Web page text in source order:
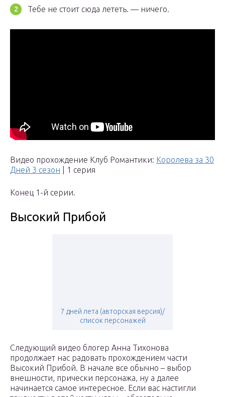
Тебе не стоит сюда лететь. — ничего.
Видео прохождение Клуб Романтики: Королева за 30
Дней 3 сезон | 1 серия
Конец 1-й серии.
Высокий Прибой
7 дней лета (авторская версия)/
список персонажей
Следующий видео блогер Анна Тихонова
продолжает нас радовать прохождением части
Высокий Прибой. В начале все обычно – выбор
внешности, прически персонажа, ну а далее
начинается самое интересное. Если вас настигли